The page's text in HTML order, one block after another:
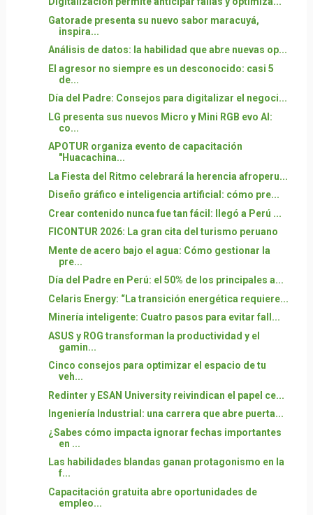
Gatorade presenta su nuevo sabor maracuyá,
inspira...
Análisis de datos: la habilidad que abre nuevas op...
El agresor no siempre es un desconocido: casi 5
de...
Día del Padre: Consejos para digitalizar el negoci...
LG presenta sus nuevos Micro y Mini RGB evo AI:
co...
APOTUR organiza evento de capacitación
"Huacachina...
La Fiesta del Ritmo celebrará la herencia afroperu...
Diseño gráfico e inteligencia artificial: cómo pre...
Crear contenido nunca fue tan fácil: llegó a Perú ...
FICONTUR 2026: La gran cita del turismo peruano
Mente de acero bajo el agua: Cómo gestionar la
pre...
Día del Padre en Perú: el 50% de los principales a...
Celaris Energy: “La transición energética requiere...
Minería inteligente: Cuatro pasos para evitar fall...
ASUS y ROG transforman la productividad y el
gamin...
Cinco consejos para optimizar el espacio de tu
veh...
Redinter y ESAN University reivindican el papel ce...
Ingeniería Industrial: una carrera que abre puerta...
¿Sabes cómo impacta ignorar fechas importantes
en ...
Las habilidades blandas ganan protagonismo en la
f...
Capacitación gratuita abre oportunidades de
empleo...